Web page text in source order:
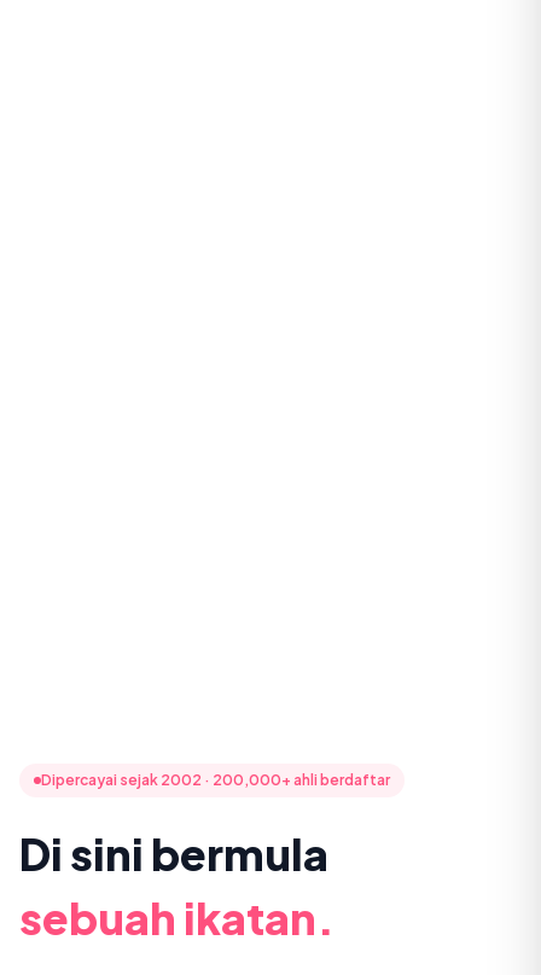
Dipercayai sejak 2002 · 200,000+ ahli berdaftar
Di sini bermula
sebuah ikatan.